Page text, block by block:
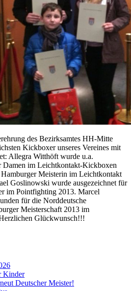
des Bezirksamtes HH-Mitte
Kickboxer unseres Vereines mit
Allegra Witthöft wurde u.a.
Damen im Leichtkontakt-Kickboxen
Meisterin im Leichtkontakt
Goslinowski wurde ausgezeichnet für
im Pointfighting 2013. Marcel
für die Norddeutsche
Meisterschaft 2013 im
Glückwunsch!!!
Kinder
Deutscher Meister!